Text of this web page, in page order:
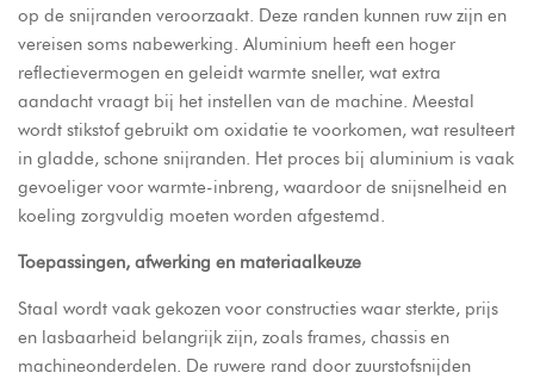
op de snijranden veroorzaakt. Deze randen kunnen ruw zijn en
vereisen soms nabewerking. Aluminium heeft een hoger
reflectievermogen en geleidt warmte sneller, wat extra
aandacht vraagt bij het instellen van de machine. Meestal
wordt stikstof gebruikt om oxidatie te voorkomen, wat resulteert
in gladde, schone snijranden. Het proces bij aluminium is vaak
gevoeliger voor warmte-inbreng, waardoor de snijsnelheid en
koeling zorgvuldig moeten worden afgestemd.
Toepassingen, afwerking en materiaalkeuze
Staal wordt vaak gekozen voor constructies waar sterkte, prijs
en lasbaarheid belangrijk zijn, zoals frames, chassis en
machineonderdelen. De ruwere rand door zuurstofsnijden